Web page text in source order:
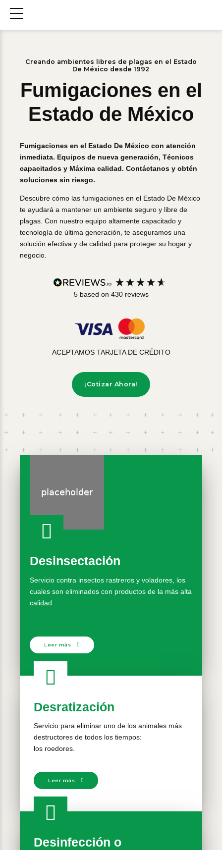
Creando ambientes libres de plagas en el Estado
De México desde 1992
Fumigaciones en el
Estado de México
Fumigaciones en el Estado De México con atención
inmediata. Equipos de nueva generación, Técnicos
capacitados y Máxima calidad. Contáctanos y obtén
soluciones sin riesgo.
Descubre cómo las fumigaciones en el Estado De México
te ayudará a mantener un ambiente seguro y libre de
plagas. Con nuestro equipo altamente capacitado y
tecnología de última generación, te aseguramos una
solución efectiva y de calidad para proteger su hogar y
negocio.
5 based on 430reviews
ACEPTAMOS TARJETA DE CRÉDITO
¡Cotizar Ahora!
Desinsectación
Servicio contra insectos rastreros y voladores, los
cuales son eliminados con productos de la más alta
calidad.
Leer más
Desratización
Servicio para eliminar uno de los animales más
destructores de todos los tiempos:
los roedores.
Leer más
Desinfección o